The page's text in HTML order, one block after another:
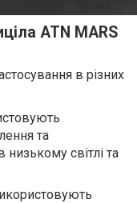
ATN MARS
в різних
та
світлі та